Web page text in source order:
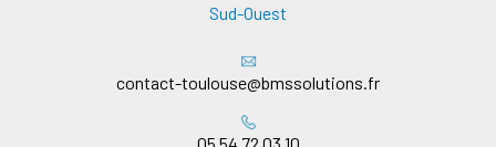
Sud-Ouest
contact-toulouse@bmssolutions.fr